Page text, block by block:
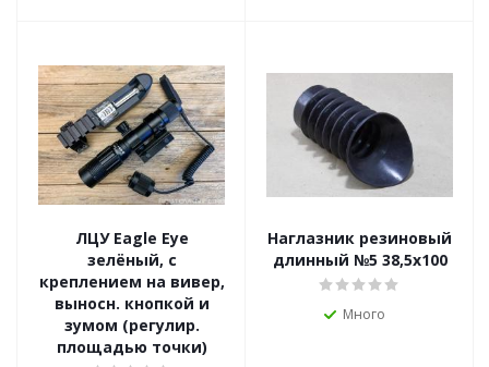
ЛЦУ Eagle Eye
зелёный, с
креплением на вивер,
выносн. кнопкой и
зумом (регулир.
площадью точки)
Наглазник резиновый
длинный №5 38,5х100
Много